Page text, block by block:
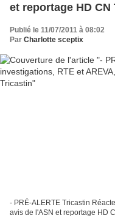
et reportage HD CN
Publié le 11/07/2011 à 08:02
Par Charlotte sceptix
- PRÉ-ALERTE Tricastin
avis de l'ASN et reportage HD